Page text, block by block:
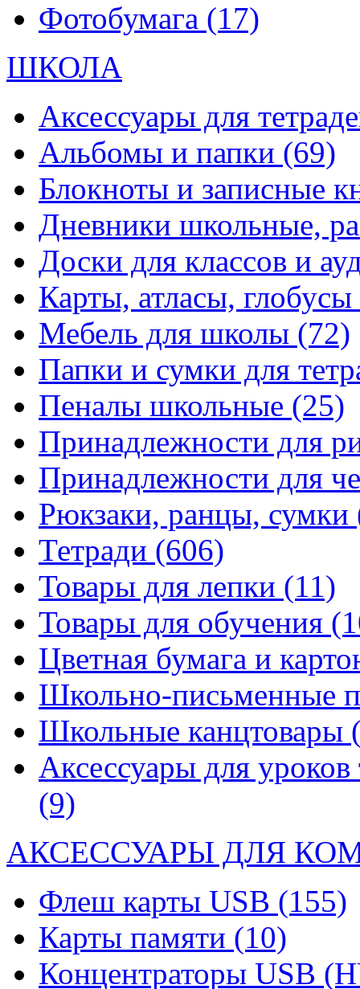
Фотобумага (17)
ШКОЛА
Аксессуары для
Альбомы и папки (69)
Блокноты и записные
Дневники школьные,
Доски для классов и
Карты, атласы, глобусы
Мебель для школы (72)
Папки и сумки для
Пеналы школьные (25)
Принадлежности для
Принадлежности для
Рюкзаки, ранцы, сумки
Тетради (606)
Товары для лепки (11)
Товары для обучения
Цветная бумага и
Школьно-письменные
Школьные канцтовары
Аксессуары для уроков
(9)
АКСЕССУАРЫ ДЛЯ
Флеш карты USB (155)
Карты памяти (10)
Концентраторы USB